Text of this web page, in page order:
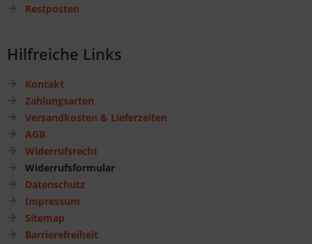
Restposten
Hilfreiche Links
Kontakt
Zahlungsarten
Versandkosten & Lieferzeiten
AGB
Widerrufsrecht
Widerrufsformular
Datenschutz
Impressum
Sitemap
Barrierefreiheit